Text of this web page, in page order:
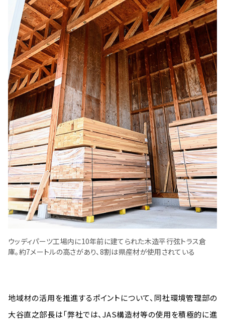
ウッディパーツ工場内に10年前に建てられた木造平行弦トラス倉
庫。約7メートルの高さがあり、8割は県産材が使用されている
地域材の活用を推進するポイントについて、同社環境管理部の
大谷直之部長は「弊社では、JAS構造材等の使用を積極的に進